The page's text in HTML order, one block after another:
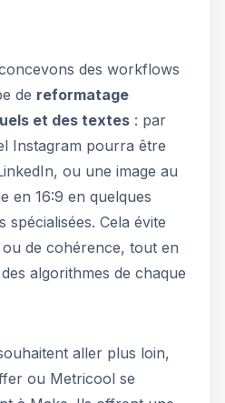
des workflows
de reformatage
et des textes : par
Instagram pourra être
ou une image au
en 16:9 en quelques
spécialisées. Cela évite
de cohérence, tout en
algorithmes de chaque
aller plus loin,
ou Metricool se